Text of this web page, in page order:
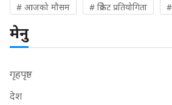
# आजको मौसम # क्रिकेट प्रतियोगिता
मेनु
गृहपृष्ठ
देश